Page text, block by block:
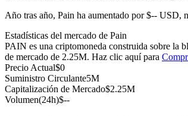
Año tras año, Pain ha aumentado por $-- USD,
Estadísticas del mercado de Pain
PAIN es una criptomoneda construida sobre la
de mercado de 2.25M. Haz clic aquí para
Precio Actual$0
Suministro Circulante5M
Capitalización de Mercado$2.25M
Volumen(24h)$--